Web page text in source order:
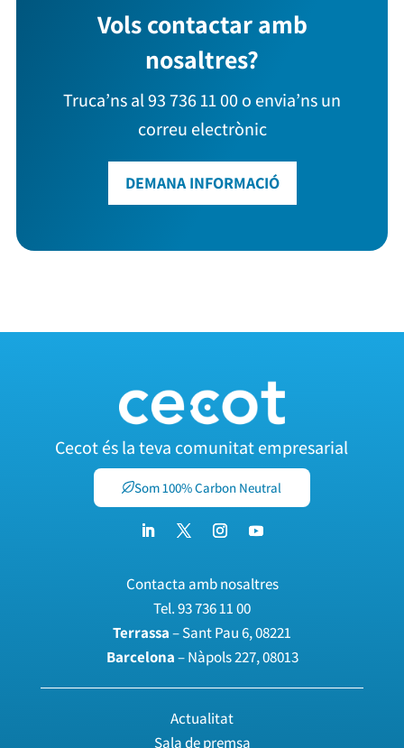
Vols contactar amb
nosaltres?
Truca’ns al 93 736 11 00 o envia’ns un
correu electrònic
DEMANA INFORMACIÓ
Cecot és la teva comunitat empresarial
Som 100% Carbon Neutral
Contacta amb nosaltres
Tel.93 736 11 00
Terrassa– Sant Pau 6, 08221
Barcelona– Nàpols 227, 08013
Actualitat
Sala de premsa